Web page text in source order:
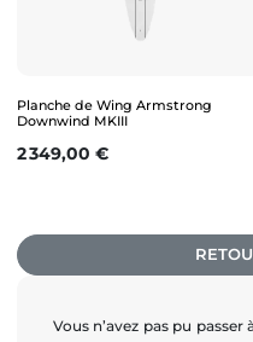
Planche de Wing Armstrong
Downwind MKIII
Prix
2 349,00 €
Vous n’avez pas pu